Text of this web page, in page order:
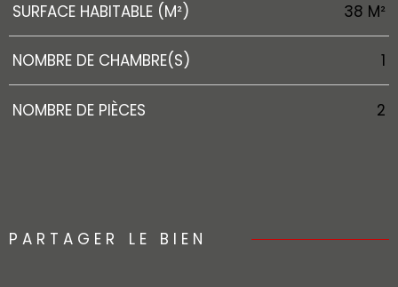
SURFACE HABITABLE (M²) 38 M²
NOMBRE DE CHAMBRE(S) 1
NOMBRE DE PIÈCES 2
PARTAGER LE BIEN